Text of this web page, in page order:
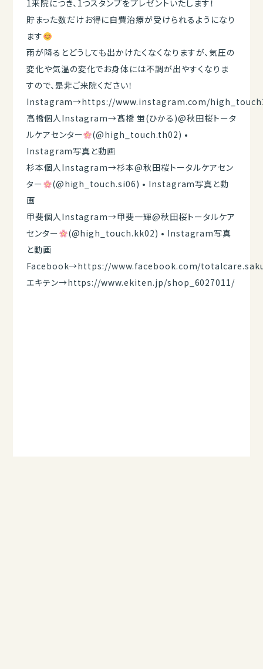
1来院につき、1つスタンプをプレゼントいたします！
貯まった数だけお得に自費治療が受けられるようになり
ます
雨が降るとどうしても出かけたくなくなりますが、気圧の
変化や気温の変化でお身体には不調が出やすくなりま
すので、是非ご来院ください！
Instagram→https://www.instagram.com/
高橋個人Instagram→髙橋 蛍(ひかる)@秋田桜トータ
ルケアセンター
(@high_touch.th02) •
Instagram写真と動画
杉本個人Instagram→杉本@秋田桜トータルケアセン
ター
(@high_touch.si06) • Instagram写真と動
画
甲斐個人Instagram→甲斐一輝@秋田桜トータルケア
センター
(@high_touch.kk02) • Instagram写真
と動画
Facebook→https://www.facebook.com/
エキテン→https://www.ekiten.jp/shop_6027011/